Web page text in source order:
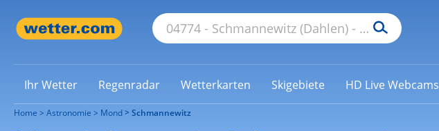
Ihr Wetter Regenradar Wetterkarten Skigebiete HD Live Webcams
Home Astronomie Mond Schmannewitz